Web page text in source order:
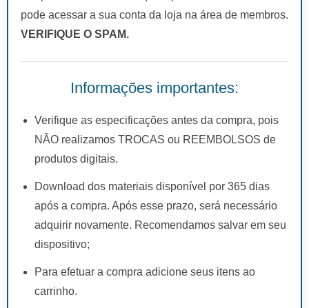
pode acessar a sua conta da loja na área de membros.
VERIFIQUE O SPAM.
Informações importantes:
Verifique as especificações antes da compra, pois
NÃO realizamos TROCAS ou REEMBOLSOS de
produtos digitais.
Download dos materiais disponível por 365 dias
após a compra. Após esse prazo, será necessário
adquirir novamente. Recomendamos salvar em seu
dispositivo;
Para efetuar a compra adicione seus itens ao
carrinho.